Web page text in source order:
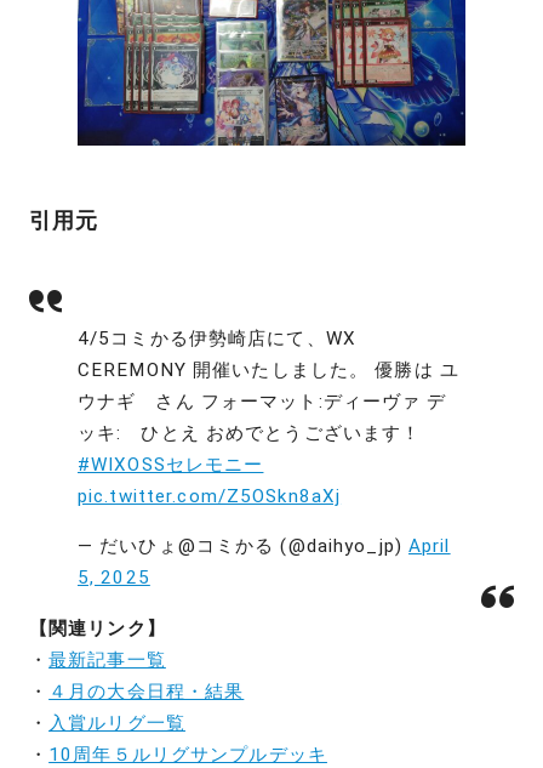
引用元
4/5コミかる伊勢崎店にて、WX
CEREMONY 開催いたしました。 優勝は ユ
ウナギ さん フォーマット:ディーヴァ デ
ッキ: ひとえ おめでとうございます！
#WIXOSSセレモニー
pic.twitter.com/Z5OSkn8aXj
— だいひょ@コミかる (@daihyo_jp) April
5, 2025
【関連リンク】
・最新記事一覧
・ ４月の大会日程・結果
・ 入賞ルリグ一覧
・ 10周年５ルリグサンプルデッキ